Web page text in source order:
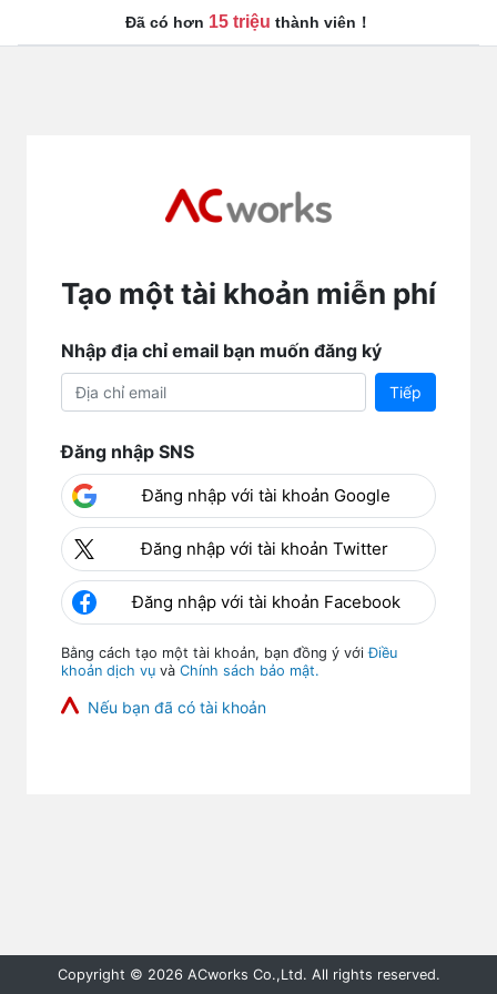
Đã có hơn 15 triệu thành viên！
Tạo một tài khoản miễn phí
Nhập địa chỉ email bạn muốn đăng ký
Tiếp
Đăng nhập SNS
Đăng nhập với tài khoản Google
Đăng nhập với tài khoản Twitter
Đăng nhập với tài khoản Facebook
Bằng cách tạo một tài khoản, bạn đồng ý vớiĐiều
khoản dịch vụ và Chính sách bảo mật.
Nếu bạn đã có tài khoản
Copyright © 2026 ACworks Co.,Ltd. All rights reserved.